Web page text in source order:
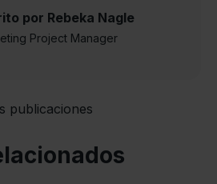
por Rebeka Nagle
Project Manager
publicaciones